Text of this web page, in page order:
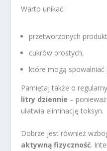
Warto unikać:
przetworzonych
cukrów prostych,
które mogą spowalniać
Pamiętaj także o
litry dziennie –
ułatwia eliminację toksyn.
Dobrze jest również
aktywną fizyczność.